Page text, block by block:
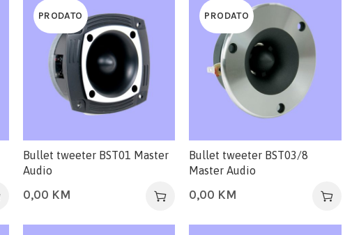
PRODATO
Bullet tweeter BST01 Master
Audio
0,00 KM
PRODATO
Bullet tweeter BST03/8
Master Audio
0,00 KM